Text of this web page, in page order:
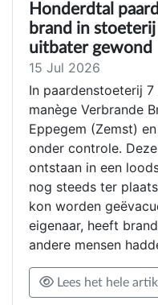
Honderdtal
brand in
uitbater gewond
15 Jul 2026
In paardenstoeterij
manège Verbrande
Eppegem (Zemst)
onder controle.
ontstaan in een
nog steeds ter
kon worden
eigenaar, heeft
andere mensen
Lees het hele